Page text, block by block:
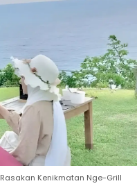
Kenikmatan Nge-Grill